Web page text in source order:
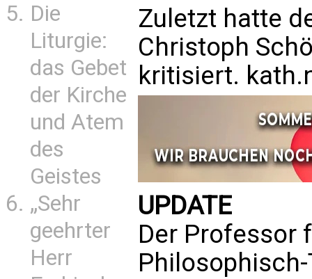
Die
Liturgie:
das Gebet
der Kirche
und Atem
des
Geistes
„Sehr
geehrter
Herr
Zuletzt hatte
Christoph
kritisiert.
UPDATE
Der Professor